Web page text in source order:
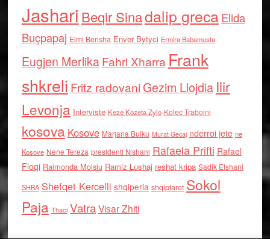
Jashari Beqir Sinadalip grecaElida
Buçpapaj Elmi Berisha Enver Bytyci Ermira Babamusta
Eugjen MerlikaFahri Xharra Frank
shkreli Fritz radovaniGezim Llojdia Ilir
Levonja Interviste Keze Kozeta Zylo Kolec Traboini
kosova Kosove Marjana Bulku Murat Gecaj nderroi jete ne
Kosove Nene Tereza presidenti Nishani Rafaela Prifti Rafael
Floqi Raimonda Moisiu Ramiz Lushaj reshat kripa Sadik Elshani
SHBA Shefqet Kercelli shqiperia shqiptaret Sokol
Paja Thaci VatraVisar Zhiti